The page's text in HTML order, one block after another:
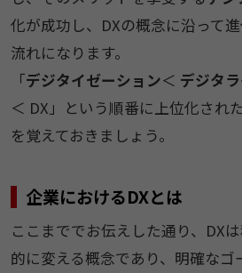
化が成功し、DXの概念に沿って
流れになります。
「デジタイゼーション＜ デジタ
＜ DX」という順番に上位化され
を覚えておきましょう。
企業におけるDXとは
ここまででお伝えした通り、DX
的に変える概念であり、明確なゴ